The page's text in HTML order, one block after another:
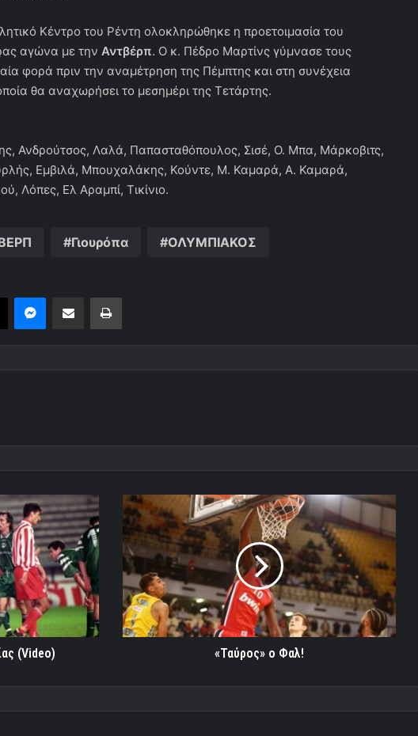
Κέντρο του Ρέντη ολοκληρώθηκε η προετοιμασία του
αγώνα με την Αντβέρπ. Ο κ. Πέδρο Μαρτίνς γύμνασε τους
φορά πριν την αναμέτρηση της Πέμπτης και στη συνέχεια
θα αναχωρήσει το μεσημέρι της Τετάρτης.
Ανδρούτσος, Λαλά, Παπασταθόπουλος, Σισέ, Ο. Μπα, Μάρκοβιτς,
Εμβιλά, Μπουχαλάκης, Κούντε, Μ. Καμαρά, Α. Καμαρά,
Λόπες, Ελ Αραμπί, Τικίνιο.
Γιουρόπα ΟΛΥΜΠΙΑΚΟΣ
MessengerΚοινοποίηση μέσω ηλεκτρονικού ταχυδρομείουΕκτύπωση
(Video)
«Ταύρος»
ο
Φαλ!
«Ταύρος» ο Φαλ!